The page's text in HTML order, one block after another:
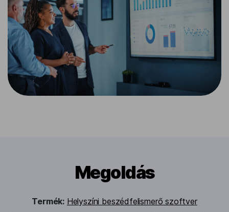
Megoldás
Termék: Helyszíni beszédfelismerő szoftver